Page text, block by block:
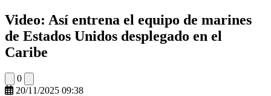
Video: Así entrena el equipo de marines
de Estados Unidos desplegado en el
Caribe
0
20/11/2025 09:38